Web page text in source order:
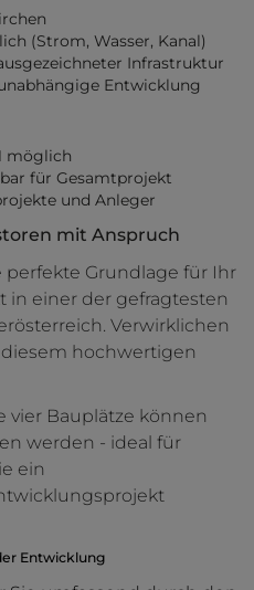
(Strom, Wasser, Kanal)
Infrastruktur
Entwicklung
möglich
für Gesamtprojekt
und Anleger
mit Anspruch
perfekte Grundlage für Ihr
in einer der gefragtesten
Verwirklichen
hochwertigen
vier Bauplätze können
werden - ideal für
ein
Entwicklung